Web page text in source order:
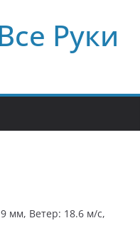
Руки
мм, Ветер: 18.6 м/с,